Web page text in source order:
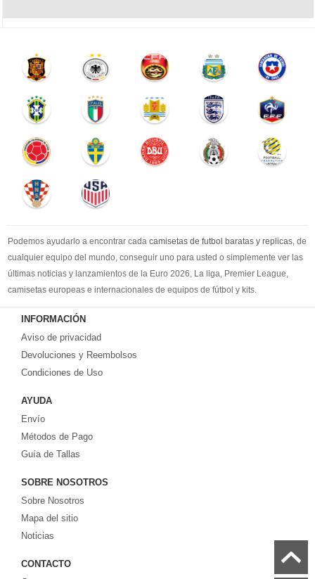
Podemos ayudarlo a encontrar cada camisetas de futbol baratas y replicas, de
cualquier equipo del mundo, conseguir uno para usted o simplemente ver las
últimas noticias y lanzamientos de la Euro 2026, La liga, Premier League,
camisetas europeas e internacionales de equipos de fútbol y kits.
Comprecamisetas de futbol baratasen la tienda deportiva más grande de
Europa. ¡Grandes ofertas en todas las camisetas del club de fútbol, ​​kits
europeos e internacionales, todo a los precios más bajos!
Compre nuestra gran selección de
equipaciones, camisetas y un portero a partir de €17.6. Diseños de fútbol
INFORMACIÓN
Aviso de privacidad
Devoluciones y Reembolsos
Condiciones de Uso
AYUDA
Envío
Métodos de Pago
Guía de Tallas
SOBRE NOSOTROS
Sobre Nosotros
Mapa del sitio
Noticias
CONTACTO